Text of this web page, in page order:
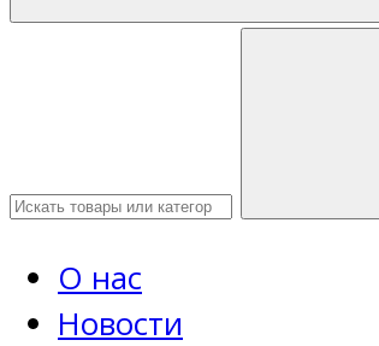
О нас
Новости